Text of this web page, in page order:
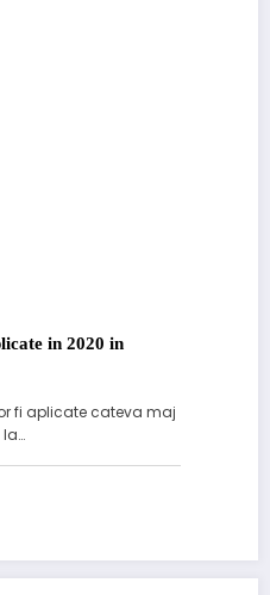
in 2020 in
fi aplicate cateva maj